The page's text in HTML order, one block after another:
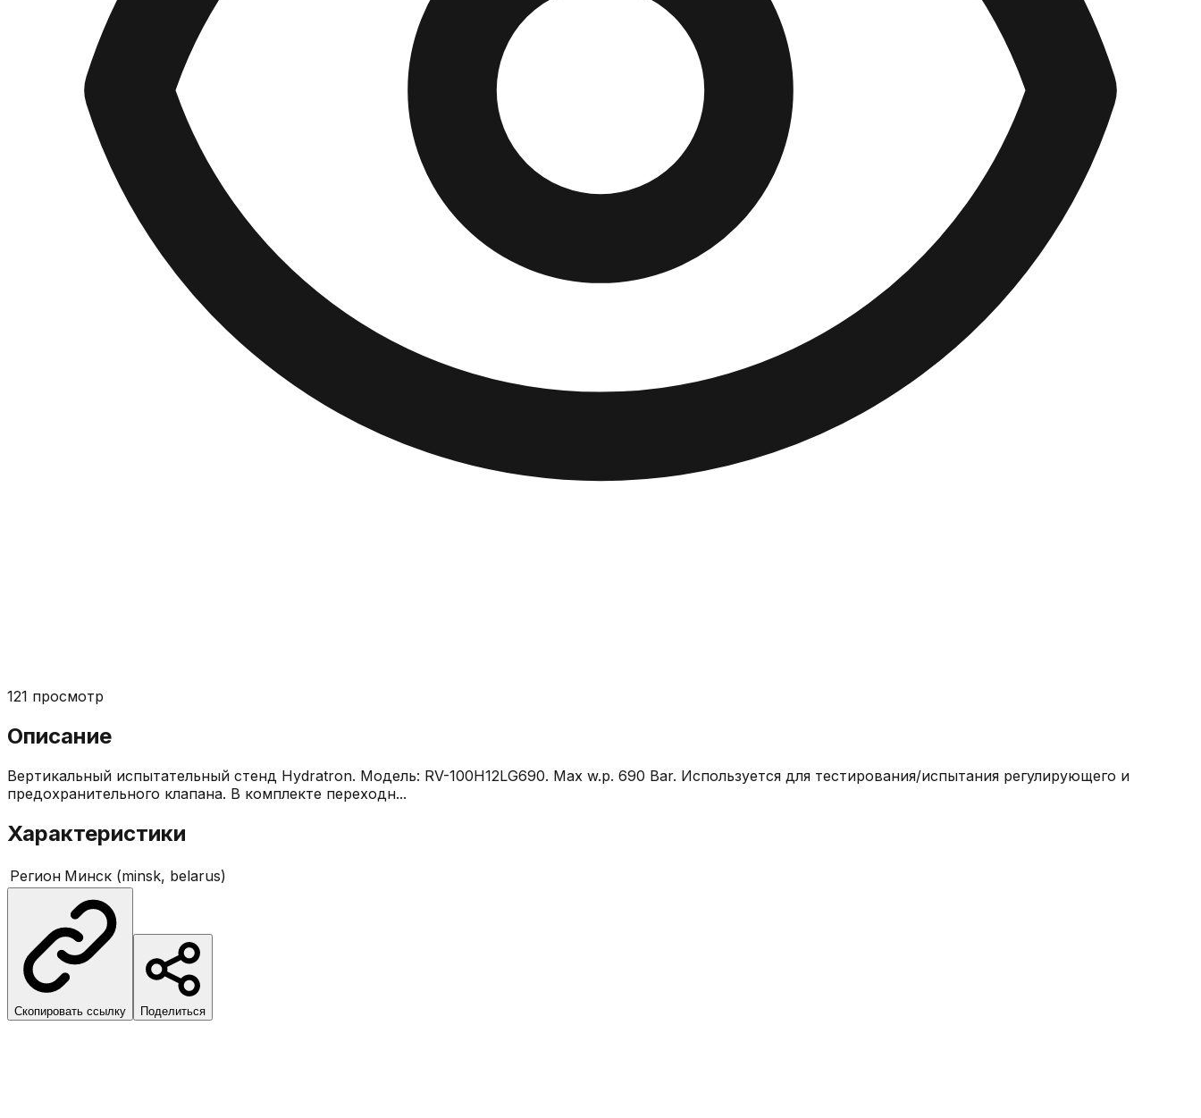
121 просмотр
Описание
Вертикальный испытательный стенд Hydratron. Модель: RV-100H12LG690. Max w.p. 690 Bar. Используется для тестирования/испытания регулирующего и
предохранительного клапана. В комплекте переходн...
Характеристики
Регион Минск (minsk, belarus)
Скопировать ссылку Поделиться